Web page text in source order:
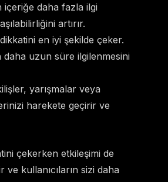
içeriğe daha fazla ilgi
artırır.
en iyi şekilde çeker.
daha uzun süre ilgilenmesini
yarışmalar veya
harekete geçirir ve
çekerken etkileşimi de
ve kullanıcıların sizi daha